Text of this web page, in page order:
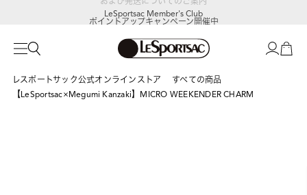
LeSportsac Member's Club
ポイントアップキャンペーン開催中
レスポートサック公式オンラインストア
すべての商品
【LeSportsac×Megumi Kanzaki】MICRO WEEKENDER CHARM